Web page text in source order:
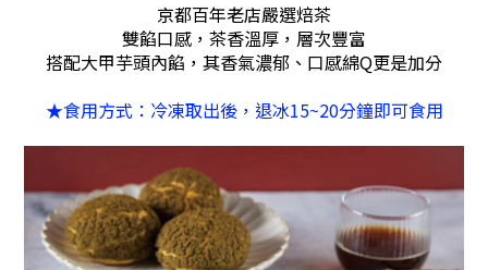
京都百年老店嚴選焙茶
雙餡口感，茶香溫厚，層次豐富
搭配大甲芋頭內餡，其香氣濃郁、口感綿Q更是加分
★食用方式： 冷凍取出後， 退冰15~20分鐘即可食用